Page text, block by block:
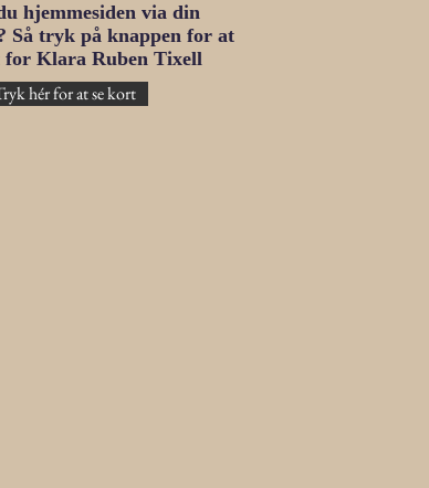
hjemmesiden via din
Så tryk på knappen for at
for Klara Ruben Tixell
hér for at se kort